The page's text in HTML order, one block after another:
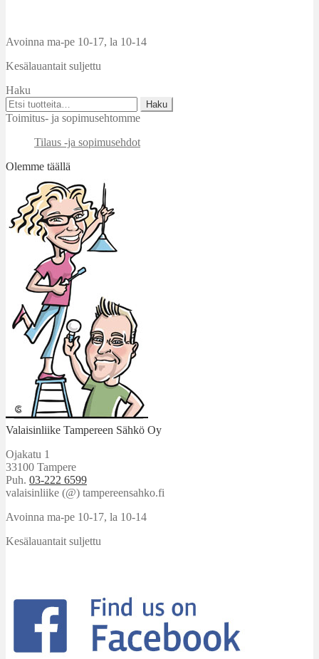
Avoinna ma-pe 10-17, la 10-14
Kesälauantait suljettu
Haku
Etsi:
Haku
Toimitus- ja sopimusehtomme
Tilaus -ja sopimusehdot
Olemme täällä
Valaisinliike Tampereen Sähkö Oy
Ojakatu 1
33100 Tampere
Puh. 03-222 6599
valaisinliike (@) tampereensahko.fi
Avoinna ma-pe 10-17, la 10-14
Kesälauantait suljettu